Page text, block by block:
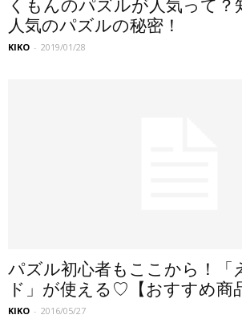
くもんのパズルが人気って？
人気のパズルの秘密！
KIKO - 2019/01/28
パズル初心者もここから！「
ド」が使える♡【おすすめ商
KIKO - 2016/05/27